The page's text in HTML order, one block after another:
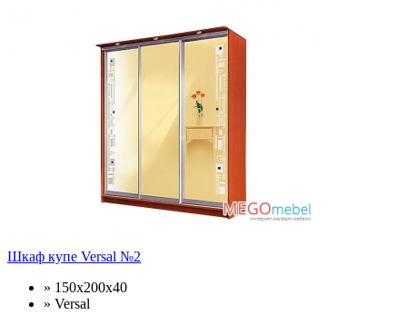
Шкаф купе Versal №2
» 150x200x40
» Versal